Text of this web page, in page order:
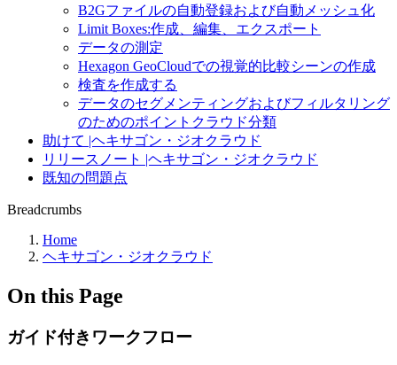
B2Gファイルの自動登録および自動メッシュ化
Limit Boxes:作成、編集、エクスポート
データの測定
Hexagon GeoCloudでの視覚的比較シーンの作成
検査を作成する
データのセグメンティングおよびフィルタリング
のためのポイントクラウド分類
助けて |ヘキサゴン・ジオクラウド
リリースノート |ヘキサゴン・ジオクラウド
既知の問題点
Breadcrumbs
Home
ヘキサゴン・ジオクラウド
On this Page
ガイド付きワークフロー